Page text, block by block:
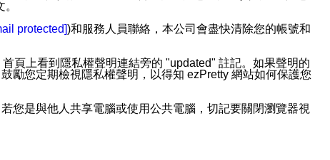
protected])和服務人員聯絡，本公司會盡快清除您的帳號和
頁上看到隱私權聲明連結旁的 "updated" 註記。如果聲明的
勵您定期檢視隱私權聲明，以得知 ezPretty 網站如何保護您
您是與他人共享電腦或使用公共電腦，切記要關閉瀏覽器視